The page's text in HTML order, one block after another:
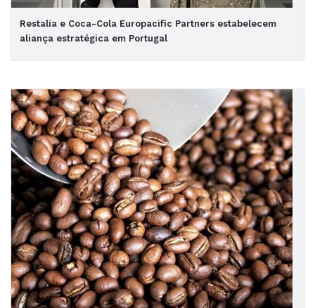
Restalia e Coca-Cola Europacific Partners estabelecem
aliança estratégica em Portugal